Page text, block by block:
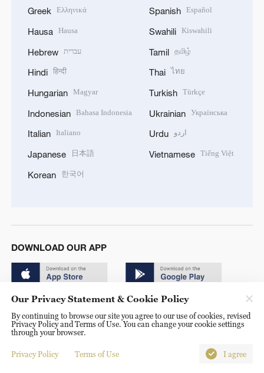
Greek Ελληνικά
Hausa Hausa
Hebrew עברית
Hindi हिन्दी
Hungarian Magyar
Indonesian Bahasa Indonesia
Italian Italiano
Japanese 日本語
Korean 한국어
Spanish Español
Swahili Kiswahili
Tamil தமிழ்
Thai ไทย
Turkish Türkçe
Ukrainian Українська
Urdu اردو
Vietnamese Tiếng Việt
DOWNLOAD OUR APP
© China Radio International.CRI. All Rights Reserved. 16A
Shijingshan Road, Beijing, China. 100040
Our Privacy Statement & Cookie Policy
By continuing to browse our site you agree to our use of cookies, revised
Privacy Policy and Terms of Use. You can change your cookie settings
through your browser.
Privacy Policy Terms of Use I agree